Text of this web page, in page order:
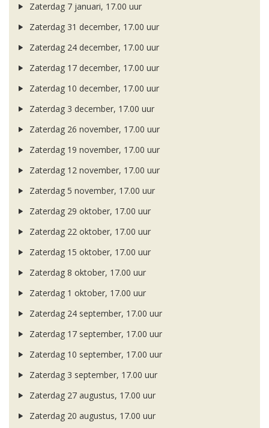
Zaterdag 7 januari, 17.00 uur
Zaterdag 31 december, 17.00 uur
Zaterdag 24 december, 17.00 uur
Zaterdag 17 december, 17.00 uur
Zaterdag 10 december, 17.00 uur
Zaterdag 3 december, 17.00 uur
Zaterdag 26 november, 17.00 uur
Zaterdag 19 november, 17.00 uur
Zaterdag 12 november, 17.00 uur
Zaterdag 5 november, 17.00 uur
Zaterdag 29 oktober, 17.00 uur
Zaterdag 22 oktober, 17.00 uur
Zaterdag 15 oktober, 17.00 uur
Zaterdag 8 oktober, 17.00 uur
Zaterdag 1 oktober, 17.00 uur
Zaterdag 24 september, 17.00 uur
Zaterdag 17 september, 17.00 uur
Zaterdag 10 september, 17.00 uur
Zaterdag 3 september, 17.00 uur
Zaterdag 27 augustus, 17.00 uur
Zaterdag 20 augustus, 17.00 uur